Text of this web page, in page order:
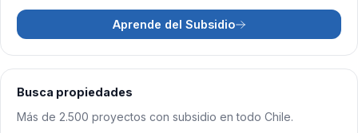
Aprende del Subsidio
Busca propiedades
Más de 2.500 proyectos con subsidio en todo Chile.